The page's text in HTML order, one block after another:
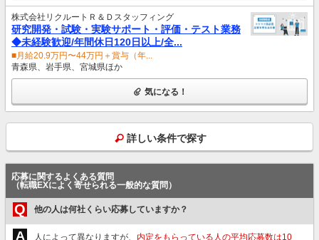
株式会社リクルートＲ＆Ｄスタッフィング
研究開発・試験・実験サポート・評価・テスト業務
◆未経験歓迎/年間休日120日以上/全...
■月給20.9万円〜44万円＋賞与（年...
青森県、岩手県、宮城県ほか
気になる！
詳しい条件で探す
応募に関するよくある質問
（転職EXによく寄せられる一般的な質問）
Q 他の人は何社くらい応募していますか？
A 人によって異なりますが、 内定をもらっている人の平均応募数は10